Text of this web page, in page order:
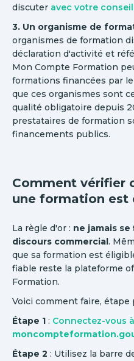
discuter avec votre
3. Un organisme de
organismes de formation
déclaration d'activité et
Mon Compte Formation
formations financées par
que ces organismes sont
qualité obligatoire depuis
prestataires de formation
financements publics.
Comment vérifier
une formation est
La règle d'or : ne jamais
discours commercial.
que sa formation est
fiable reste la plateforme
Formation.
Voici comment faire, étape
Étape 1 : Connectez-vous à
Étape 2 : Utilisez la barre